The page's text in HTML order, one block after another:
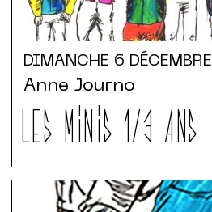
DIMANCHE 6 DÉCEMBRE
LES MINIS 1/3 ANS
Anne Journo